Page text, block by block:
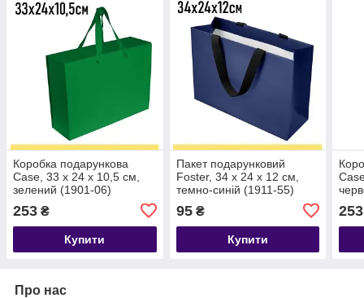
Коробка подарункова
Case, 33 х 24 х 10,5 см,
зелений (1901-06)
253 ₴
Купити
Пакет подарунковий
Foster, 34 х 24 х 12 см,
темно-синій (1911-55)
95₴
Купити
253
Про нас